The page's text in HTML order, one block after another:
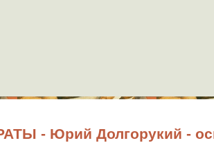
- Юрий Долгорукий -